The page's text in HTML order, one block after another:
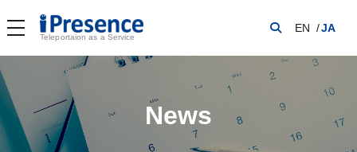
Teleportaion as a Service
EN JA
News